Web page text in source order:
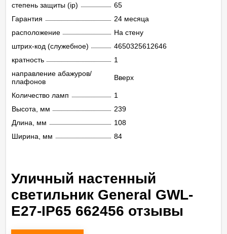
степень защиты (ip)
65
Гарантия
24 месяца
расположение
На стену
штрих-код (служебное)
4650325612646
кратность
1
направление абажуров/
плафонов
Вверх
Количество ламп
1
Высота, мм
239
Длина, мм
108
Ширина, мм
84
Уличный настенный
светильник General GWL-
E27-IP65 662456 отзывы